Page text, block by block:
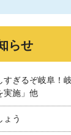
らせ
すぎるぞ岐阜！
実施」他
ょう